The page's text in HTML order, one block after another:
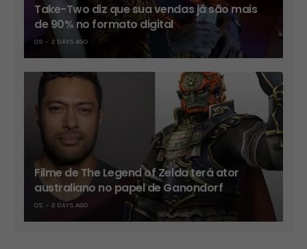
Take-Two diz que sua vendas já são mais
de 90% no formato digital
OS 2 DAYS AGO
Filme de The Legend of Zelda terá ator
australiano no papel de Ganondorf
OS 2 DAYS AGO